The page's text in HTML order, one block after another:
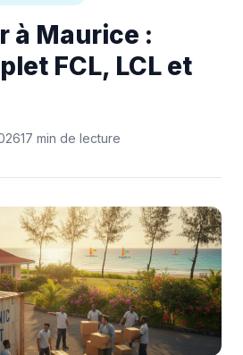
à Maurice :
FCL, LCL et
17 min de lecture